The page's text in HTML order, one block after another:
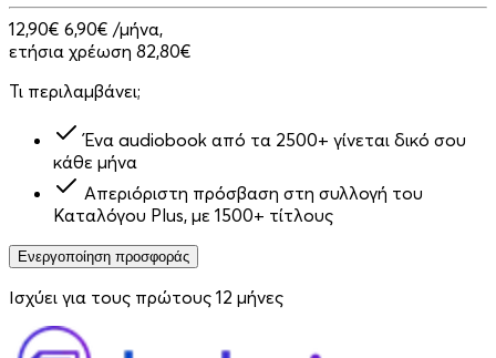
12,90€ 6,90€ /μήνα,
ετήσια χρέωση 82,80€
Τι περιλαμβάνει;
Ένα audiobook από τα 2500+ γίνεται δικό σου
κάθε μήνα
Απεριόριστη πρόσβαση στη συλλογή του
Καταλόγου Plus, με 1500+ τίτλους
Ενεργοποίηση προσφοράς
Ισχύει για τους πρώτους 12 μήνες